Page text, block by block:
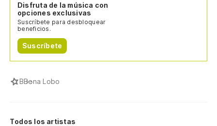
Disfruta de la música con
opciones exclusivas
Suscríbete para desbloquear
beneficios.
Suscríbete
BBena Lobo
Todos los artistas